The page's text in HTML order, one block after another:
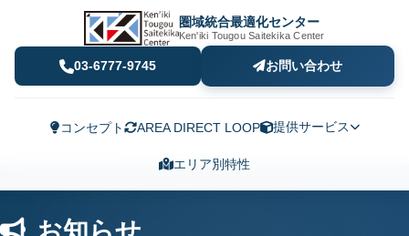
圏域統合最適化センター
Ken'iki Tougou Saitekika Center
03-6777-9745 お問い合わせ
コンセプト AREA DIRECT LOOP 提供サービス
エリア別特性